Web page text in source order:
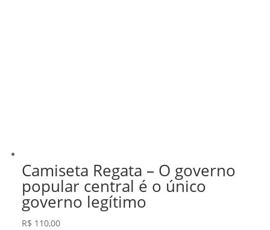
Camiseta Regata – O governo
popular central é o único
governo legítimo
R$ 110,00